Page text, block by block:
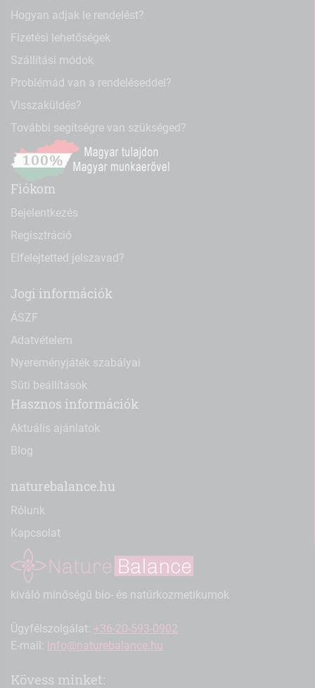
Hogyan adjak le rendelést?
Fizetési lehetőségek
Szállítási módok
Problémád van a rendeléseddel?
Visszaküldés?
További segítségre van szükséged?
Fiókom
Bejelentkezés
Regisztráció
Elfelejtetted jelszavad?
Jogi információk
ÁSZF
Adatvételem
Nyereményjáték szabályai
Süti beállítások
Hasznos információk
Aktuális ajánlatok
Blog
naturebalance.hu
Rólunk
Kapcsolat
kiváló minőségű bio- és natúrkozmetikumok
Ügyfélszolgálat: +36-20-593-0902
E-mail: info@naturebalance.hu
Kövess minket: